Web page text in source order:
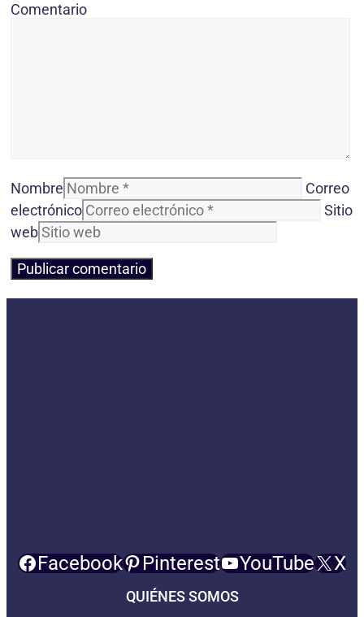
Comentario
Nombre
Correo
electrónico
Sitio
web
Facebook Pinterest YouTube X
QUIÉNES SOMOS